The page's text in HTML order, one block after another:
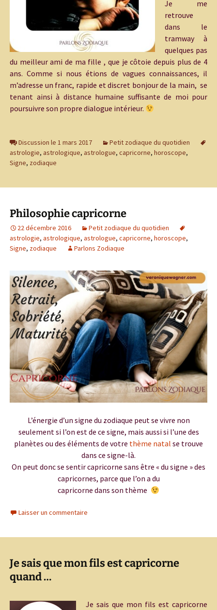
Je me
retrouve
dans le
tramway à
quelques pas
du meilleur ami de ma fille , que je côtoie depuis plus de 4
ans. Comme si nous étions de vagues connaissances, il
m’adresse un franc, rapide et discret bonjour de la main, se
tenant ainsi à distance humaine suffisante de moi pour
poursuivre son propre dialogue intérieur.
Discussion le 1 mars 2017
Petit zodiaque du quotidien
astrologie, astrologique, astrologue, capricorne, horoscope,
Signe, zodiaque
Philosophie capricorne
22 décembre 2016
Petit zodiaque du quotidien
astrologie, astrologique, astrologue, capricorne, horoscope,
Signe, zodiaque Parlons Zodiaque
L’énergie d’un signe du zodiaque peut se vivre non
seulement si l’on est de ce signe, mais aussi si l’une des
planètes ou des éléments de votre thème natal se trouve
dans ce signe-là.
On peut donc se sentir capricorne sans être « du signe » des
capricornes, parce que l’on a du
capricorne dans son thème
Laisser un commentaire
Je sais que mon fils est capricorne
quand …
Je sais que mon fils est capricorne